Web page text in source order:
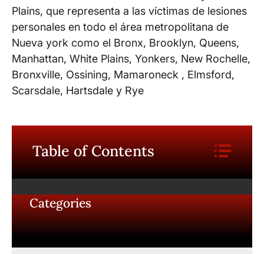
Plains, que representa a las víctimas de lesiones
personales en todo el área metropolitana de
Nueva york como el Bronx, Brooklyn, Queens,
Manhattan, White Plains, Yonkers, New Rochelle,
Bronxville, Ossining, Mamaroneck , Elmsford,
Scarsdale, Hartsdale y Rye
Table of Contents
Categories